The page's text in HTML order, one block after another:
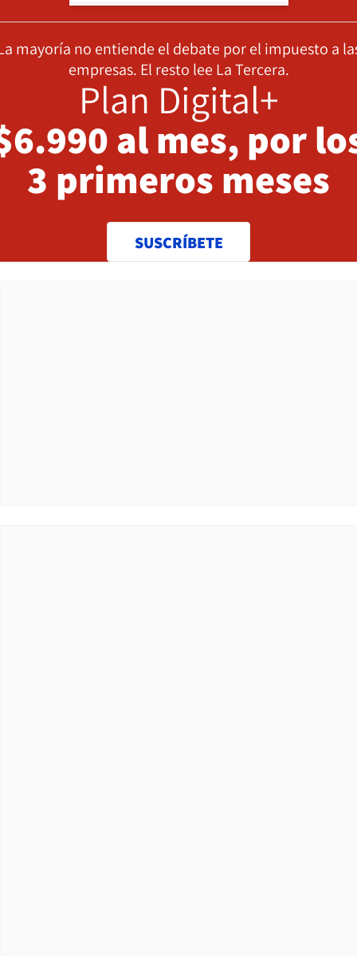
mayoría no entiende el debate por el impuesto a
empresas. El resto lee La Tercera.
Plan Digital+
al mes, por
3 primeros meses
SUSCRÍBETE